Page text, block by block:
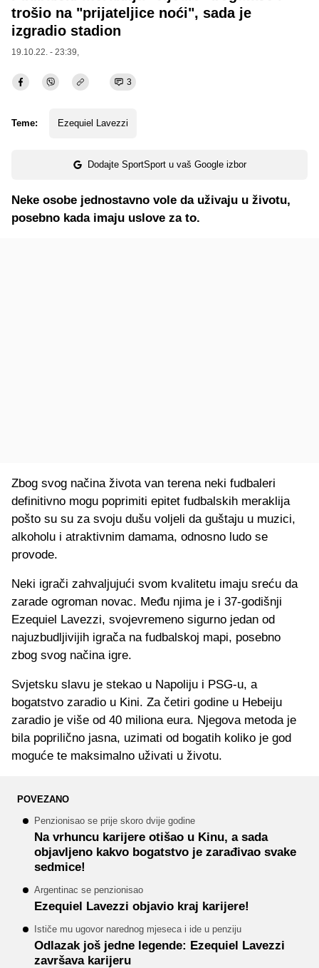
trošio na "prijateljice noći", sada je
izgradio stadion
19.10.22. - 23:39,
3
Teme: Ezequiel Lavezzi
Dodajte SportSport u vaš Google izbor
Neke osobe jednostavno vole da uživaju u životu,
posebno kada imaju uslove za to.
Zbog svog načina života van terena neki fudbaleri
definitivno mogu poprimiti epitet fudbalskih meraklija
pošto su su za svoju dušu voljeli da guštaju u muzici,
alkoholu i atraktivnim damama, odnosno ludo se
provode.
Neki igrači zahvaljujući svom kvalitetu imaju sreću da
zarade ogroman novac. Među njima je i 37-godišnji
Ezequiel Lavezzi, svojevremeno sigurno jedan od
najuzbudljivijih igrača na fudbalskoj mapi, posebno
zbog svog načina igre.
Svjetsku slavu je stekao u Napoliju i PSG-u, a
bogatstvo zaradio u Kini. Za četiri godine u Hebeiju
zaradio je više od 40 miliona eura. Njegova metoda je
bila poprilično jasna, uzimati od bogatih koliko je god
moguće te maksimalno uživati u životu.
POVEZANO
Penzionisao se prije skoro dvije godine
Na vrhuncu karijere otišao u Kinu, a sada
objavljeno kakvo bogatstvo je zarađivao svake
sedmice!
Argentinac se penzionisao
Ezequiel Lavezzi objavio kraj karijere!
Ističe mu ugovor narednog mjeseca i ide u penziju
Odlazak još jedne legende: Ezequiel Lavezzi
završava karijeru